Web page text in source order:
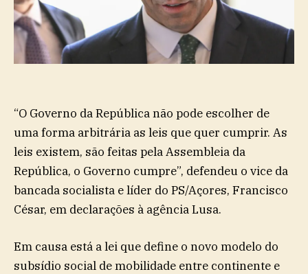
“O Governo da República não pode escolher de
uma forma arbitrária as leis que quer cumprir. As
leis existem, são feitas pela Assembleia da
República, o Governo cumpre”, defendeu o vice da
bancada socialista e líder do PS/Açores, Francisco
César, em declarações à agência Lusa.
Em causa está a lei que define o novo modelo do
subsídio social de mobilidade entre continente e